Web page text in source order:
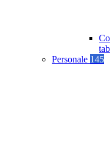
Personale 145